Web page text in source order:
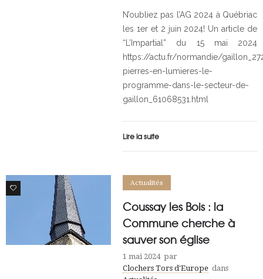
N’oubliez pas l’AG 2024 à Québriac
les 1er et 2 juin 2024! Un article de
“L’Impartial” du 15 mai 2024
https://actu.fr/normandie/
pierres-en-lumieres-le-
programme-dans-le-secteur-de-
gaillon_61068531.html
Lire la suite
1
Actualités
Coussay les Bois : la
Commune cherche à
sauver son église
1 mai 2024 par
Clochers Tors d'Europe dans